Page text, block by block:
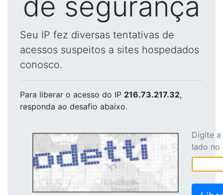
Seu IP fez diversas tentativas de
acessos suspeitos a sites hospedados
conosco.
Para liberar o acesso do IP 216.73.217.32,
responda ao desafio abaixo.
Digite
lado no